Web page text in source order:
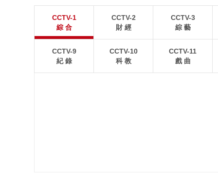
安徽蕪湖，繁昌經濟開發區內，工人正在建設工地上
施工作業。
一幅現代農業與鄉村
CCTV-1
綜 合
CCTV-2
財 經
CCTV-3
綜 藝
CCTV-9
紀 錄
CCTV-10
科 教
CCTV-11
戲 曲